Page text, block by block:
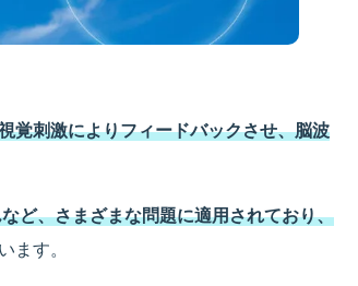
覚刺激によりフィードバックさせ、脳波
ど、さまざまな問題に適用されており、
ます。